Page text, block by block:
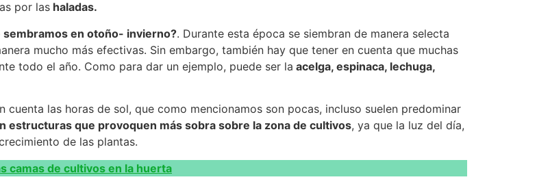
por las haladas.
sembramos en otoño- invierno?. Durante esta época se siembran de manera selecta
mucho más efectivas. Sin embargo, también hay que tener en cuenta que muchas
todo el año. Como para dar un ejemplo, puede ser la acelga, espinaca, lechuga,
las horas de sol, que como mencionamos son pocas, incluso suelen predominar
estructuras que provoquen más sobra sobre la zona de cultivos, ya que la luz del día,
de las plantas.
camas de cultivos en la huerta